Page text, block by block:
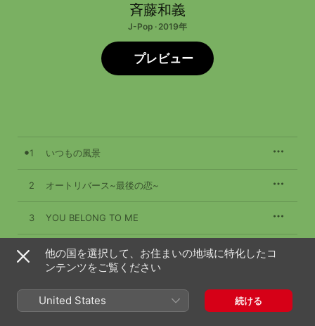
斉藤和義
J-Pop · 2019年
プレビュー
1 いつもの風景
2 オートリバース~最後の恋~
3 YOU BELONG TO ME
4 シャーク(Naked)
2019年11月20日
4曲、18分
他の国を選択して、お住まいの地域に特化したコ
ンテンツをご覧ください
United States 続ける